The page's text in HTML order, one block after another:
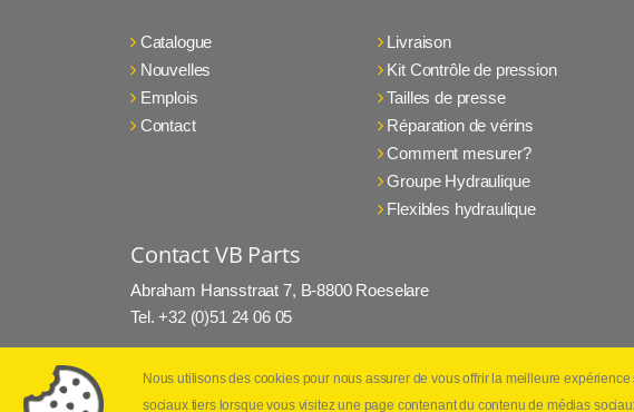
Catalogue
Nouvelles
Emplois
Contact
Livraison
Kit Contrôle de pression
Tailles de presse
Réparation de vérins
Comment mesurer?
Groupe Hydraulique
Flexibles hydraulique
Contact VB Parts
Abraham Hansstraat 7, B-8800 Roeselare
Tel. +32 (0)51 24 06 05
E-mail info@vbparts.be
Copyright ©2026VB Parts hydraulique Disclaimer
Nous utilisons des cookies pour nous assurer de vous offrir la meilleure
sociaux tiers lorsque vous visitez une page contenant du contenu de médias